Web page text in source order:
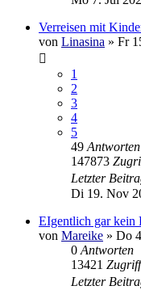
Verreisen mit
von Linasina » Fr
1
2
3
4
5
49 Antworten
147873
Letzter
Di 19. Nov
EIgentlich gar kein
von Mareike » Do
0 Antworten
13421
Letzter